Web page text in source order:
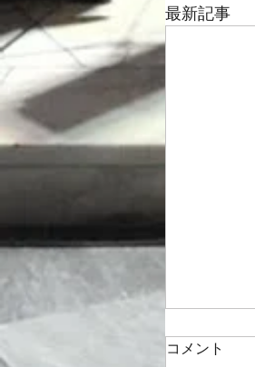
最新記事
コメント